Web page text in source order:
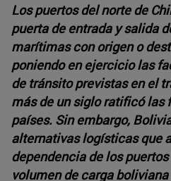
Los puertos del norte de
puerta de entrada y salida
marítimas con origen o
poniendo en ejercicio las
de tránsito previstas en el
más de un siglo ratificó las
países. Sin embargo,
alternativas logísticas que
dependencia de los
volumen de carga